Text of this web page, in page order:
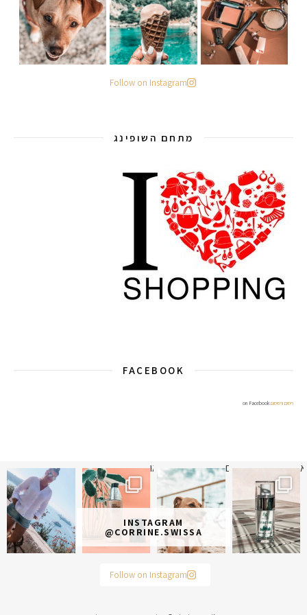
Follow on Instagram
מתחם השופינג
FACEBOOK
ריסים ורסיסים
INSTAGRAM
@CORRINE.SWISSA
תמונה כבר חודשיים
איזו אהבתם יותר? הראשונה או
Follow on Instagram